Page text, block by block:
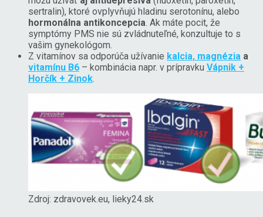
sertralin), ktoré ovplyvňujú hladinu serotonínu, alebo
hormonálna antikoncepcia. Ak máte pocit, že
symptómy PMS nie sú zvládnuteľné, konzultuje to s
vašim gynekológom.
Z vitamínov sa odporúča užívanie kalcia, magnézia a
vitamínu B6 – kombinácia napr. v prípravku Vápnik +
Horčík + Zinok.
Zdroj: zdravovek.eu, lieky24.sk